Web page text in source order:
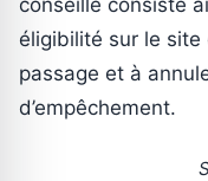
éligibilité sur le site
passage et à
d’empêchement.